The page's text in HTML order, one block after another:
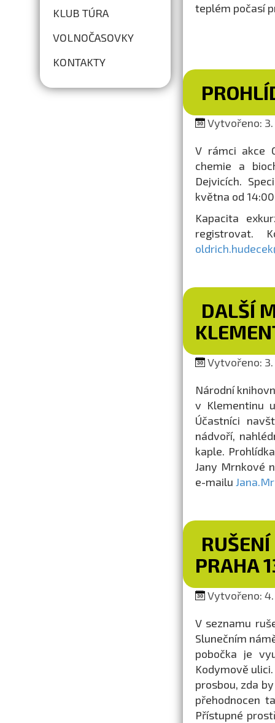
KLUB TÚRA
VOLNOČASOVKY
KONTAKTY
teplém počasí
Vytvořeno: 3.
V rámci akce
chemie a
Dejvicích.
května od
Kapacita
registrovat.
DALŠÍ
Vytvořeno: 3.
Národní
v Klementinu
Účastníci
nádvoří,
kaple.
Jany Mrnkové
e-mailu
RUŠENÍ
PRAHA
Vytvořeno: 4.
V seznamu
Slunečním
pobočka je
Kodymově
prosbou, zda
přehodnocen
Přístupné